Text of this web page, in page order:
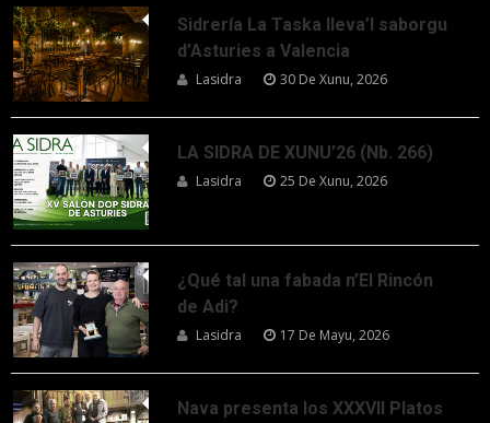
Sidrería La Taska lleva’l saborgu
d’Asturies a Valencia
Lasidra 30 De Xunu, 2026
LA SIDRA DE XUNU’26 (Nb. 266)
Lasidra 25 De Xunu, 2026
¿Qué tal una fabada n’El Rincón
de Adi?
Lasidra 17 De Mayu, 2026
Nava presenta los XXXVII Platos